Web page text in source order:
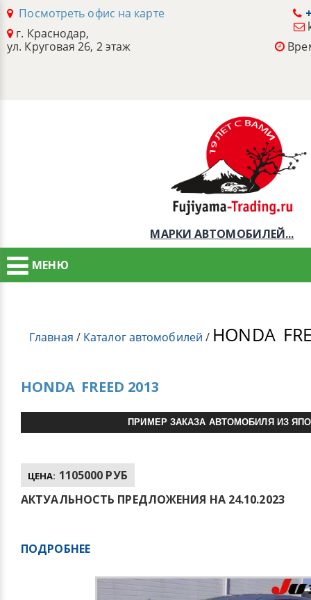
Посмотреть офис на карте
г. Краснодар,
ул. Круговая 26, 2 этаж
МАРКИ АВТОМОБИЛЕЙ...
МЕНЮ
Главная / Каталог автомобилей / HONDA
HONDA FREED 2013
ПРИМЕР ЗАКАЗА АВТОМОБИЛЯ ИЗ
ЦЕНА: 1105000 РУБ
АКТУАЛЬНОСТЬ ПРЕДЛОЖЕНИЯ НА 24.10.2023
ПОДРОБНЕЕ